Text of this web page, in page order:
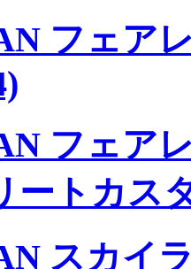
フェア
フェア
ートカス
スカイ